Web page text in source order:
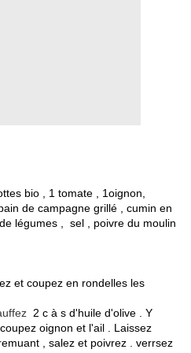
, 1 tomate , 1oignon,
de campagne grillé , cumin en
légumes , sel , poivre du moulin
en rondelles les
2 c à s d'huile d'olive . Y
oignon et l'ail . Laissez
, salez et poivrez . verrsez